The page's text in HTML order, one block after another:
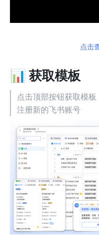
点击
📊 获取模板
点击顶部按钮获取模
注册新的飞书账号